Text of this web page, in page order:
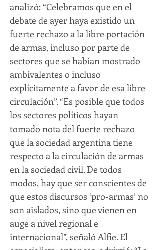
analizó: “Celebramos que en el
debate de ayer haya existido un
fuerte rechazo a la libre portación
de armas, incluso por parte de
sectores que se habían mostrado
ambivalentes o incluso
explícitamente a favor de esa libre
circulación”. “Es posible que todos
los sectores políticos hayan
tomado nota del fuerte rechazo
que la sociedad argentina tiene
respecto a la circulación de armas
en la sociedad civil. De todos
modos, hay que ser conscientes de
que estos discursos ‘pro-armas’ no
son aislados, sino que vienen en
auge a nivel regional e
internacional”, señaló Alfie. El